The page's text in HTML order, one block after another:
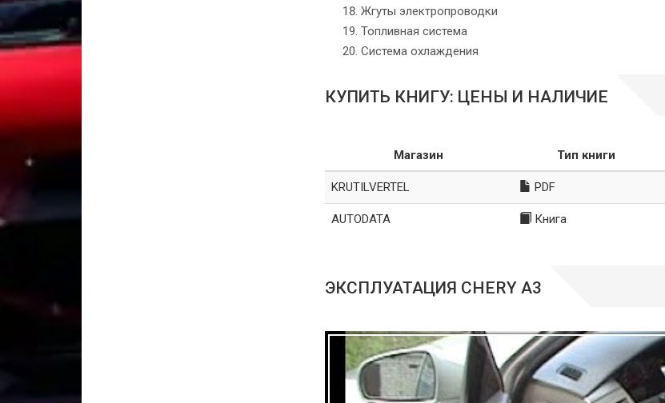
Жгуты электропроводки
Топливная система
Система охлаждения
КУПИТЬ КНИГУ: ЦЕНЫ И НАЛИЧИЕ
Магазин Тип книги
KRUTILVERTEL PDF
AUTODATA Книга
ЭКСПЛУАТАЦИЯ CHERY A3